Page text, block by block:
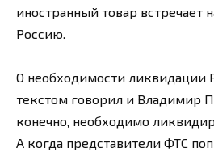
иностранный товар встречает
Россию.
О необходимости ликвидации
текстом говорил и Владимир
конечно, необходимо
А когда представители ФТС